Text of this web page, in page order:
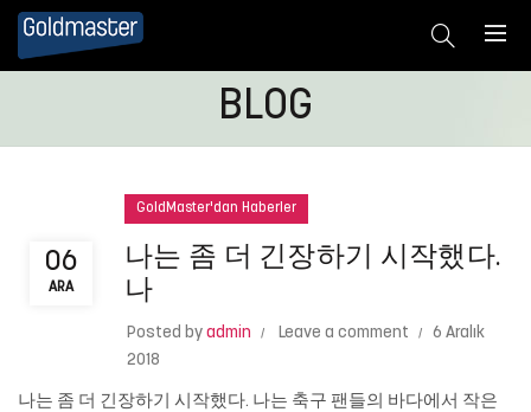
BLOG
06
ARA
GoldMaster'dan Haberler
나는 좀 더 긴장하기 시작했다.
나
Posted by admin Leave a comment
6 Aralık
2018
나는 좀 더 긴장하기 시작했다. 나는 축구 팬들의 바다에서 작은